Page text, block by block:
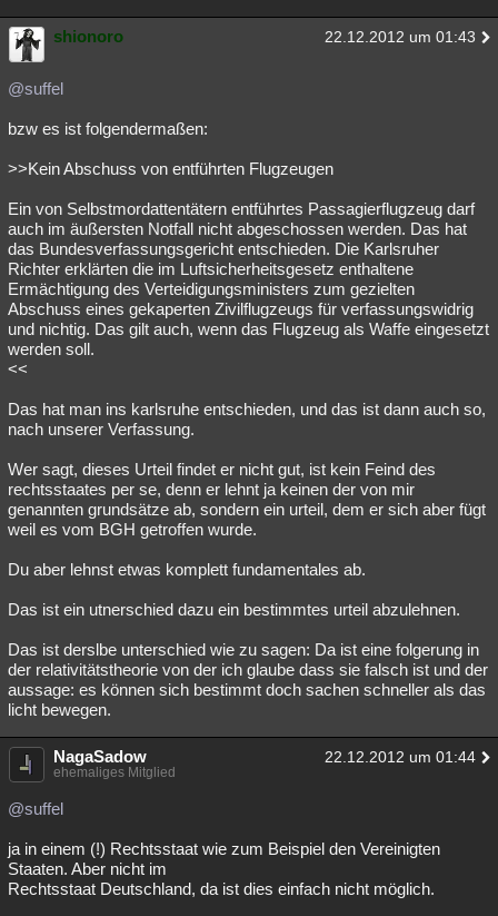
shionoro 22.12.2012 um 01:43
@suffel
bzw es ist folgendermaßen:
>>Kein Abschuss von entführten Flugzeugen
Ein von Selbstmordattentätern entführtes Passagierflugzeug darf
auch im äußersten Notfall nicht abgeschossen werden. Das hat
das Bundesverfassungsgericht entschieden. Die Karlsruher
Richter erklärten die im Luftsicherheitsgesetz enthaltene
Ermächtigung des Verteidigungsministers zum gezielten
Abschuss eines gekaperten Zivilflugzeugs für verfassungswidrig
und nichtig. Das gilt auch, wenn das Flugzeug als Waffe eingesetzt
werden soll.
<<
Das hat man ins karlsruhe entschieden, und das ist dann auch so,
nach unserer Verfassung.
Wer sagt, dieses Urteil findet er nicht gut, ist kein Feind des
rechtsstaates per se, denn er lehnt ja keinen der von mir
genannten grundsätze ab, sondern ein urteil, dem er sich aber fügt
weil es vom BGH getroffen wurde.
Du aber lehnst etwas komplett fundamentales ab.
Das ist ein utnerschied dazu ein bestimmtes urteil abzulehnen.
Das ist derslbe unterschied wie zu sagen: Da ist eine folgerung in
der relativitätstheorie von der ich glaube dass sie falsch ist und der
aussage: es können sich bestimmt doch sachen schneller als das
licht bewegen.
NagaSadow 22.12.2012 um 01:44
ehemaliges Mitglied
@suffel
ja in einem (!) Rechtsstaat wie zum Beispiel den Vereinigten
Staaten. Aber nicht im
Rechtsstaat Deutschland, da ist dies einfach nicht möglich.